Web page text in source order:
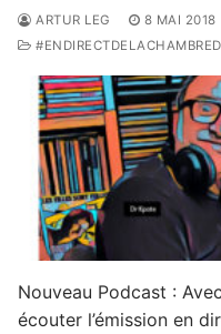
ARTUR LEG
8 MAI 2018
Nouveau Podcast :
écouter l’émission en